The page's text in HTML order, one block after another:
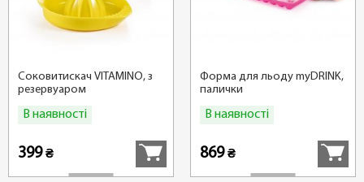
Соковитискач VITAMINO, з
резервуаром
В наявності
399₴
Форма для льоду myDRINK,
палички
В наявності
869₴